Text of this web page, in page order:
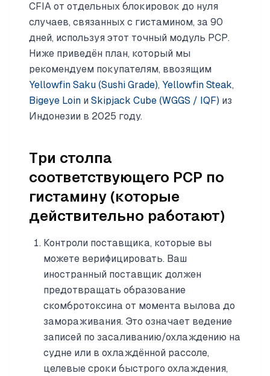
CFIA от отдельных блокировок до нуля
случаев, связанных с гистамином, за 90
дней, используя этот точный модуль PCP.
Ниже приведён план, который мы
рекомендуем покупателям, ввозящим
Yellowfin Saku (Sushi Grade), Yellowfin Steak,
Bigeye Loin и Skipjack Cube (WGGS / IQF) из
Индонезии в 2025 году.
Три столпа
соответствующего PCP по
гистамину (которые
действительно работают)
Контроли поставщика, которые вы
можете верифицировать. Ваш
иностранный поставщик должен
предотвращать образование
скомбротоксина от момента вылова до
замораживания. Это означает ведение
записей по засаливанию/охлаждению на
судне или в охлаждённой рассоле,
целевые сроки быстрого охлаждения,